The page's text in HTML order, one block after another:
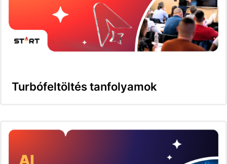
Turbófeltöltés tanfolyamok